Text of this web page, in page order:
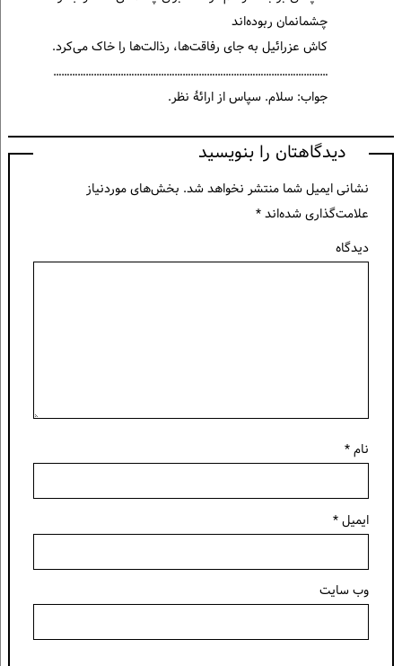
چشمانمان ربوده‌اند
کاش عزرائیل به جای رفاقت‌ها، رذالت‌ها را خاک می‌کرد.
…………………………………………………………………………………………
جواب: سلام. سپاس از ارائۀ نظر.
دیدگاهتان را بنویسید
نشانی ایمیل شما منتشر نخواهد شد. بخش‌های موردنیاز
علامت‌گذاری شده‌اند*
دیدگاه
نام*
ایمیل*
وب‌ سایت